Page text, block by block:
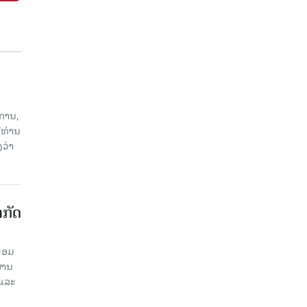
ານ,
ານ
າ
ດ
ມ
ນ​
ລະ